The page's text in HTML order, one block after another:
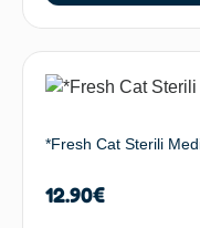
*Fresh Cat Sterili
12.90€